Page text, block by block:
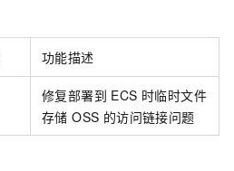
功能描述
修复部署到 ECS 时临时文件
存储 OSS 的访问链接问题